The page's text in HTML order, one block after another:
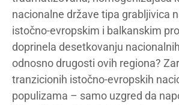
nacionalne države tipa grabljivica
istočno-evropskim i balkanskim
doprinela desetkovanju
odnosno drugosti ovih regiona?
tranzicionih istočno-evropskih
populizama – samo uzgred da